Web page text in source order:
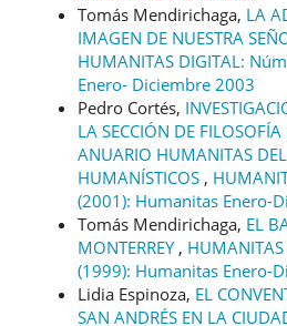
Tomás Mendirichaga, LA
IMAGEN DE NUESTRA
HUMANITAS DIGITAL:
Enero- Diciembre 2003
Pedro Cortés,
LA SECCIÓN DE
ANUARIO HUMANITAS
HUMANÍSTICOS ,
(2001): Humanitas Enero-
Tomás Mendirichaga, EL
MONTERREY ,
(1999): Humanitas Enero-
Lidia Espinoza, EL
SAN ANDRÉS EN LA